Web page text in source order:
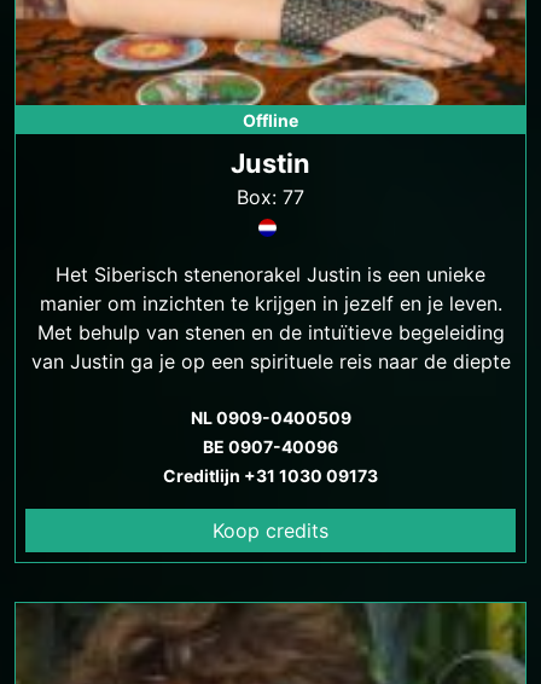
Offline
Justin
Box: 77
Het Siberisch stenenorakel Justin is een unieke
manier om inzichten te krijgen in jezelf en je leven.
Met behulp van stenen en de intuïtieve begeleiding
van Justin ga je op een spirituele reis naar de diepte
NL 0909-0400509
BE 0907-40096
Creditlijn +31 1030 09173
Koop credits